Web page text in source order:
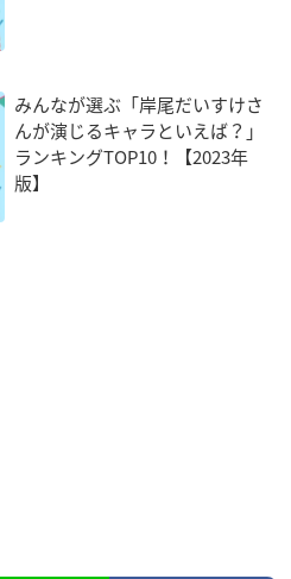
みんなが選ぶ「岸尾だいすけさ
んが演じるキャラといえば？」
ランキングTOP10！【2023年
版】